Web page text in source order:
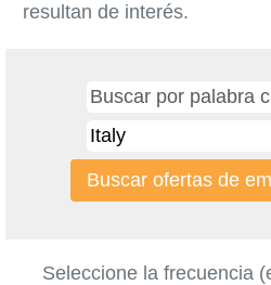
resultan de interés.
Seleccione la frecuencia